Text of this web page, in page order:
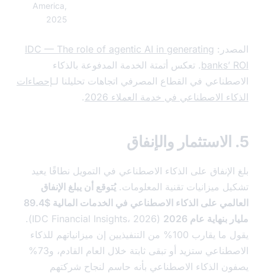
IDC — The role of agentic AI in generating
banks’ . تعكس أتمتة الخدمة المدفوعة بالذكاء
في القطاع المصرفي اتجاهات تحليلنا لـ إحصاءات
الاصطناعي في خدمة العملاء 2026
.
على الذكاء الاصطناعي في التمويل نطاقًا يعيد
ميزانيات تقنية المعلومات.يُتوقع أن يبلغ الإنفاق
العالمي على الذكاء الاصطناعي في الخدمات المالية $89.4
عام 2026
(IDC Financial Insights، 2026).
يقول ما يقارب 100% من التنفيذيين إن ميزانياتهم للذكاء
الاصطناعي ستزيد أو تبقى ثابتة خلال العام القادم، و73%
الذكاء الاصطناعي بأنه حاسم لنجاح شركتهم